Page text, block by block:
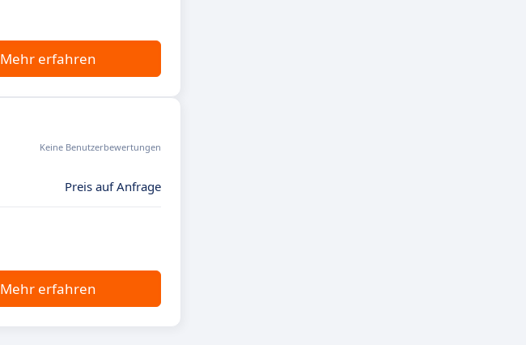
Mehr erfahren
Keine Benutzerbewertungen
Preis auf Anfrage
Mehr erfahren